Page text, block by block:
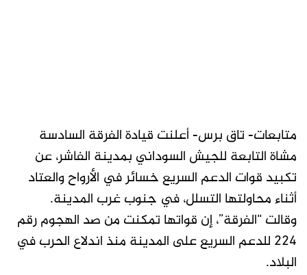
متابعات- تاق برس- أعلنت قيادة الفرقة السادسة
مشاة التابعة للجيش السوداني بمدينة الفاشر، عن
تكبيد قوات الدعم السريع خسائر في الأرواح والعتاد
أثناء محاولتها التسلل، في جنوب غرب المدينة.
وقالت “الفرقة”، إن قواتها تمكنت من صد الهجوم رقم
224 للدعم السريع على المدينة منذ اندلاع الحرب في
البلاد.